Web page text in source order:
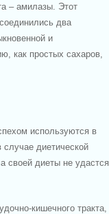
– амилазы. Этот
два
и
как простых сахаров,
используются в
диетической
своей диеты не удастся
кишечного тракта,